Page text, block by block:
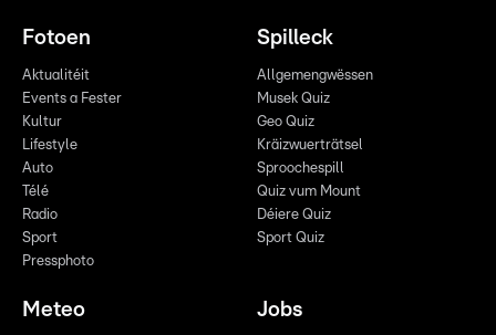
Fotoen
Aktualitéit
Events a Fester
Kultur
Lifestyle
Auto
Télé
Radio
Sport
Pressphoto
Spilleck
Allgemengwëssen
Musek Quiz
Geo Quiz
Kräizwuerträtsel
Sproochespill
Quiz vum Mount
Déiere Quiz
Sport Quiz
Meteo Jobs